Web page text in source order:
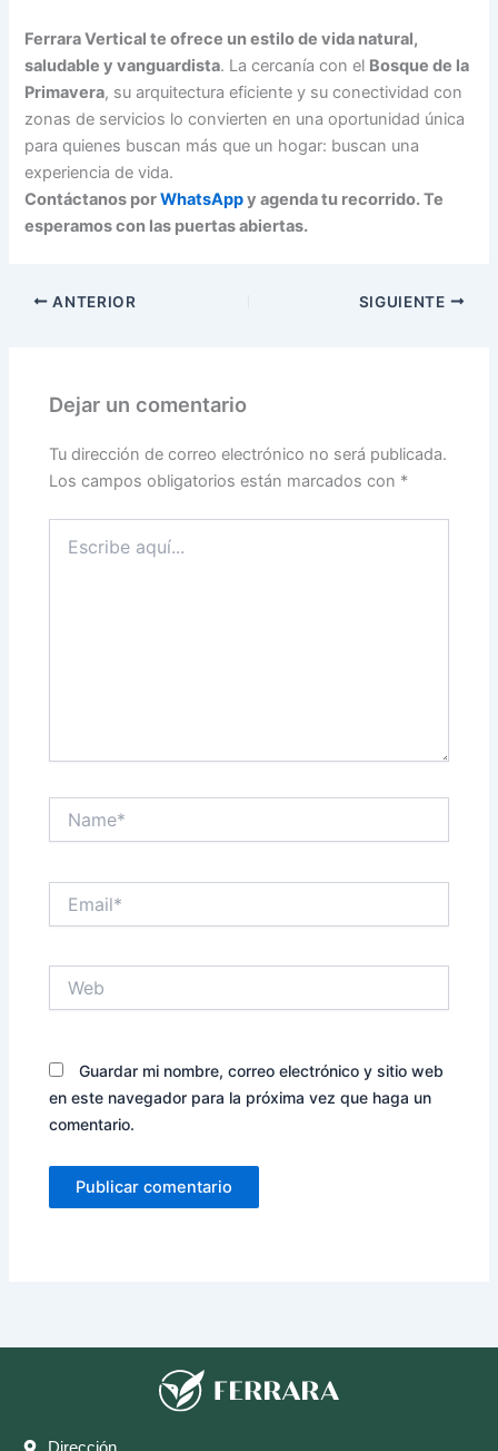
Ferrara Vertical te ofrece un estilo de vida natural,
saludable y vanguardista. La cercanía con el Bosque de la
Primavera, su arquitectura eficiente y su conectividad con
zonas de servicios lo convierten en una oportunidad única
para quienes buscan más que un hogar: buscan una
experiencia de vida.
Contáctanos porWhatsAppy agenda tu recorrido. Te
esperamos con las puertas abiertas.
ANTERIOR SIGUIENTE
Dejar un comentario
Tu dirección de correo electrónico no será publicada.
Los campos obligatorios están marcados con *
aquí...
Guardar mi nombre, correo electrónico y sitio web
en este navegador para la próxima vez que haga un
comentario.